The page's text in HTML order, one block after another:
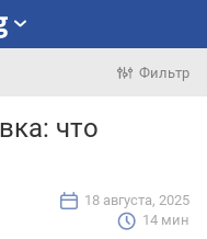
Фильтр
что
14 мин
18 августа, 2025